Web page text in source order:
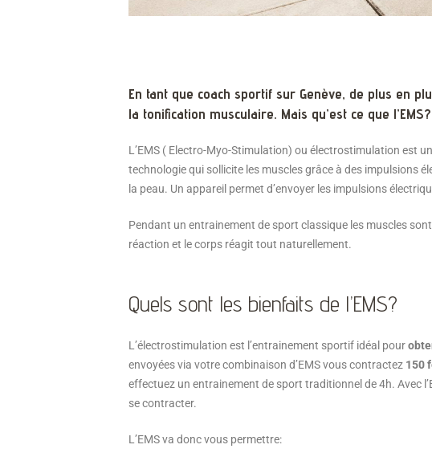
En tant que coach sportif sur Genève, de plus en
la tonification musculaire. Mais qu’est ce que l’EMS?
L’EMS ( Electro-Myo-Stimulation) ou électrostimulation est
technologie qui sollicite les muscles grâce à des impulsions
la peau. Un appareil permet d’envoyer les impulsions
Pendant un entrainement de sport classique les muscles
réaction et le corps réagit tout naturellement.
Quels sont les bienfaits de l’EMS?
L’électrostimulation est l’entrainement sportif idéal pour
envoyées via votre combinaison d’EMS vous contractez 150
effectuez un entrainement de sport traditionnel de 4h. Avec
se contracter.
L’EMS va donc vous permettre: